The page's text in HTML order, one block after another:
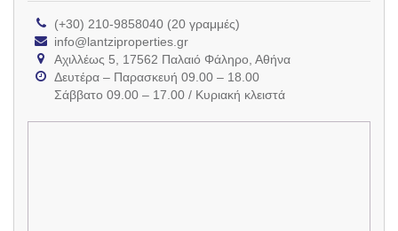
(+30) 210-9858040 (20 γραμμές)
info@lantziproperties.gr
Αχιλλέως 5, 17562 Παλαιό Φάληρο, Αθήνα
Δευτέρα – Παρασκευή 09.00 – 18.00
Σάββατο 09.00 – 17.00 / Κυριακή κλειστά